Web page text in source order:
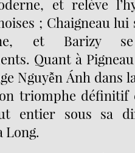
et relève
; Chaigneau lui
et Barizy se
Quant à
Nguyễn Ánh dans
triomphe définitif
entier sous sa
Long.